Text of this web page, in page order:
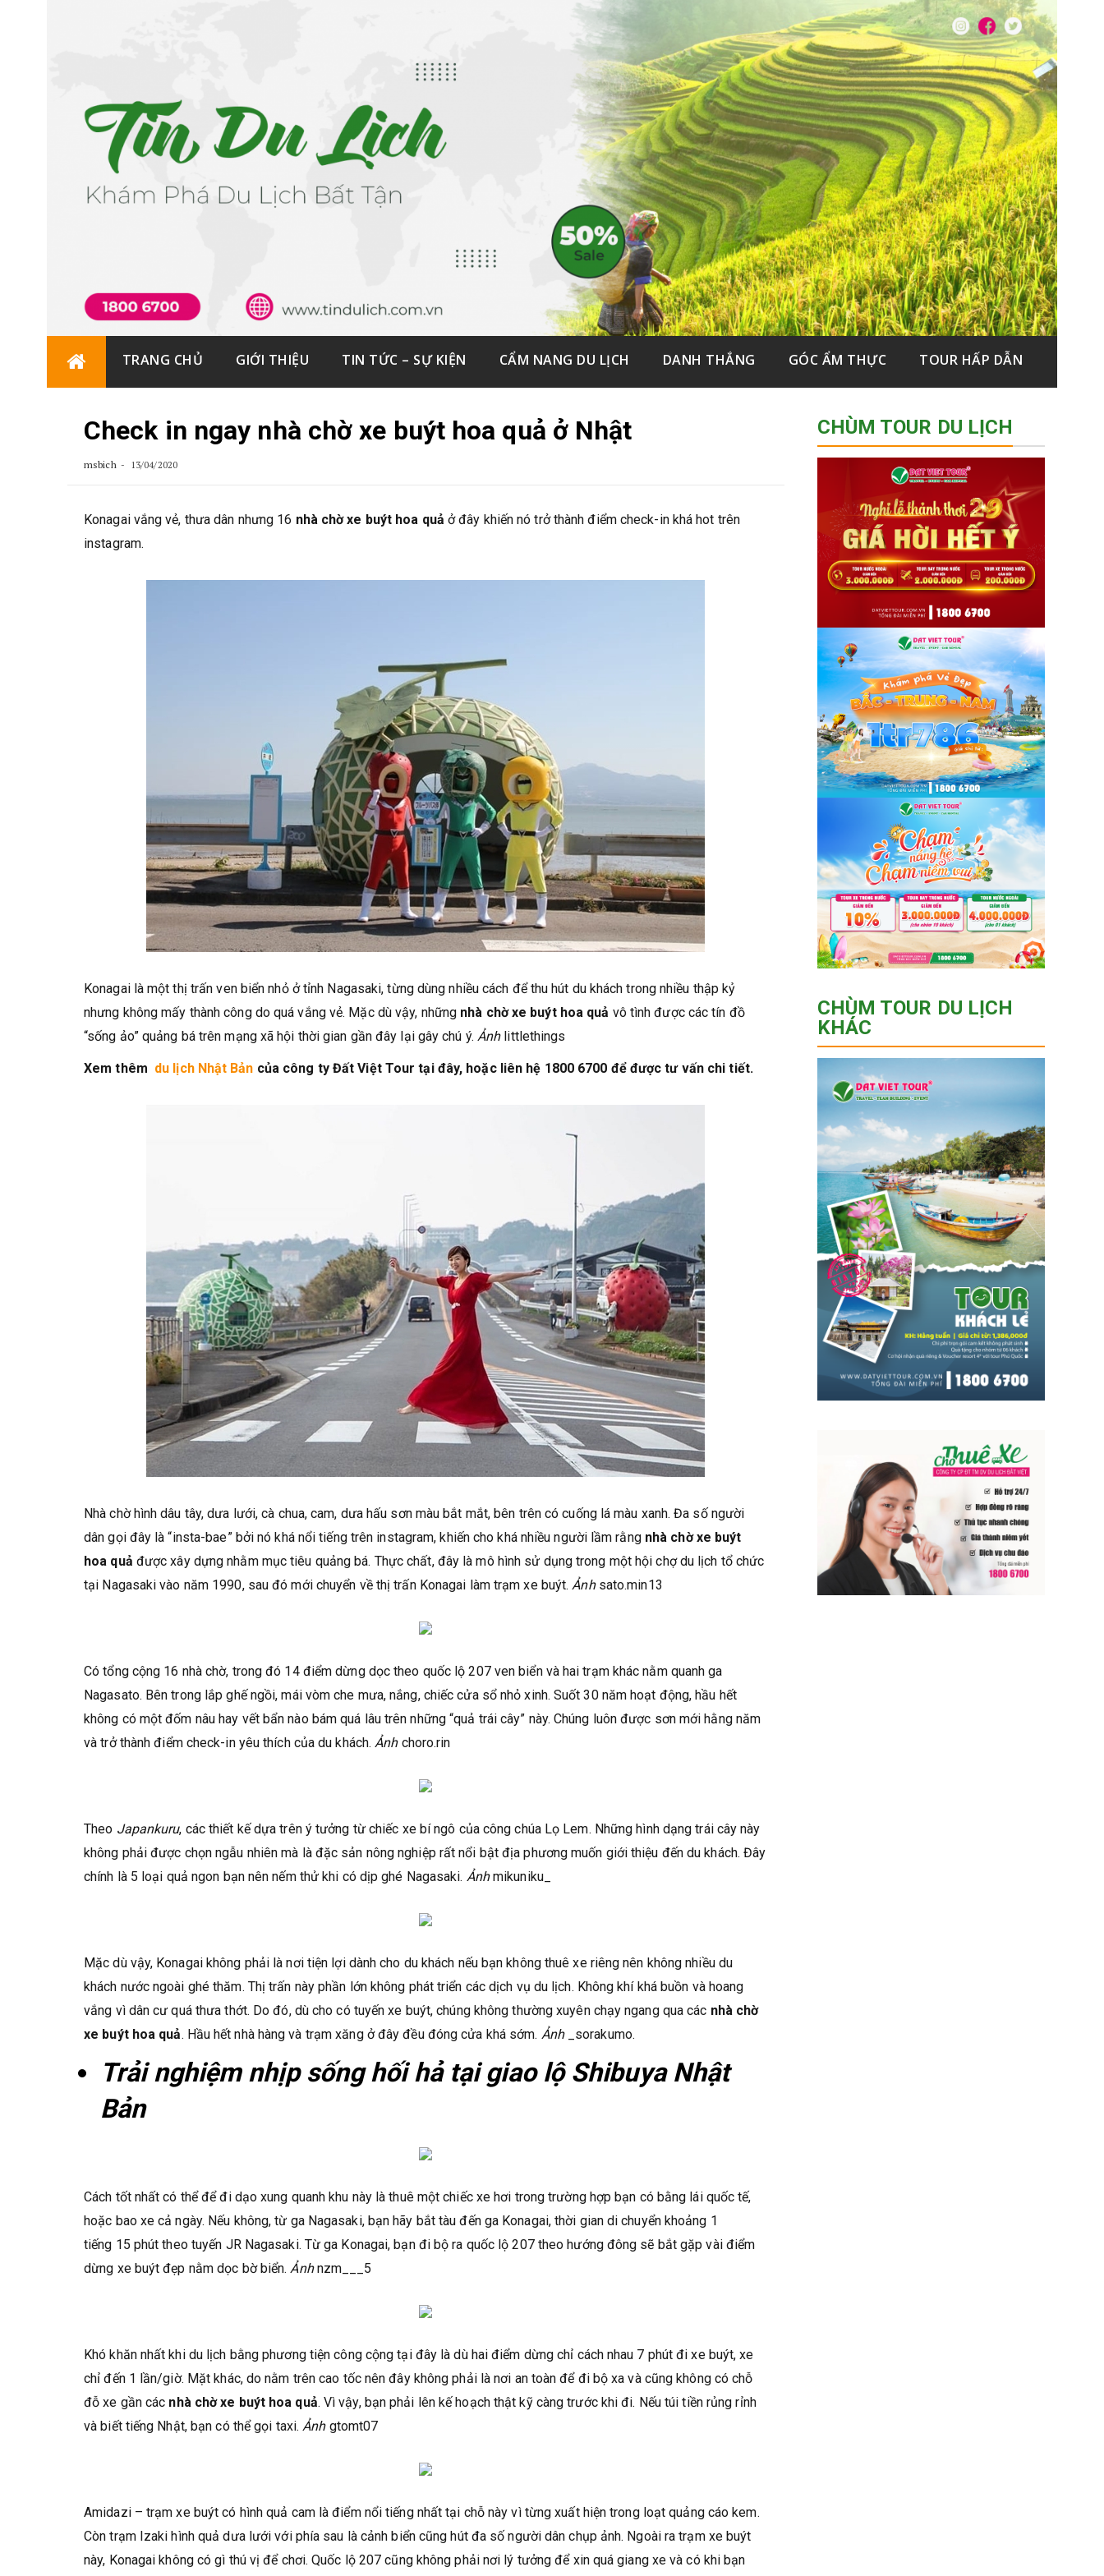
TRANG CHỦ GIỚI THIỆU TIN TỨC – SỰ KIỆN CẨM NANG DU LỊCH DANH THẮNG GÓC ẨM THỰC TOUR HẤP DẪN
Check in ngay nhà chờ xe buýt hoa quả ở Nhật
msbich 13/04/2020
Konagai vắng vẻ, thưa dân nhưng 16 nhà chờ xe buýt hoa quả ở đây khiến nó trở thành điểm check-in khá hot trên
instagram.
Konagai là một thị trấn ven biển nhỏ ở tỉnh Nagasaki, từng dùng nhiều cách để thu hút du khách trong nhiều thập kỷ
nhưng không mấy thành công do quá vắng vẻ. Mặc dù vậy, những nhà chờ xe buýt hoa quả vô tình được các tín đồ
“sống ảo” quảng bá trên mạng xã hội thời gian gần đây lại gây chú ý. Ảnhlittlethings
Xem thêm du lịch Nhật Bản của công ty Đất Việt Tour tại đây, hoặc liên hệ 1800 6700 để được tư vấn chi tiết.
Nhà chờ hình dâu tây, dưa lưới, cà chua, cam, dưa hấu sơn màu bắt mắt, bên trên có cuống lá màu xanh. Đa số người
dân gọi đây là “insta-bae” bởi nó khá nổi tiếng trên instagram, khiến cho khá nhiều người lầm rằng nhà chờ xe buýt
hoa quả được xây dựng nhằm mục tiêu quảng bá. Thực chất, đây là mô hình sử dụng trong một hội chợ du lịch tổ chức
tại Nagasaki vào năm 1990, sau đó mới chuyển về thị trấn Konagai làm trạm xe buýt.Ảnhsato.min13
Có tổng cộng 16 nhà chờ, trong đó 14 điểm dừng dọc theo quốc lộ 207 ven biển và hai trạm khác nằm quanh ga
Nagasato. Bên trong lắp ghế ngồi, mái vòm che mưa, nắng, chiếc cửa sổ nhỏ xinh. Suốt 30 năm hoạt động, hầu hết
không có một đốm nâu hay vết bẩn nào bám quá lâu trên những “quả trái cây” này. Chúng luôn được sơn mới hằng năm
và trở thành điểm check-in yêu thích của du khách.Ảnhchoro.rin
Theo Japankuru, các thiết kế dựa trên ý tưởng từ chiếc xe bí ngô của công chúa Lọ Lem. Những hình dạng trái cây này
không phải được chọn ngẫu nhiên mà là đặc sản nông nghiệp rất nổi bật địa phương muốn giới thiệu đến du khách. Đây
chính là 5 loại quả ngon bạn nên nếm thử khi có dịp ghé Nagasaki. Ảnhmikuniku_
Mặc dù vậy, Konagai không phải là nơi tiện lợi dành cho du khách nếu bạn không thuê xe riêng nên không nhiều du
khách nước ngoài ghé thăm. Thị trấn này phần lớn không phát triển các dịch vụ du lịch. Không khí khá buồn và hoang
vắng vì dân cư quá thưa thớt. Do đó, dù cho có tuyến xe buýt, chúng không thường xuyên chạy ngang qua các nhà chờ
xe buýt hoa quả. Hầu hết nhà hàng và trạm xăng ở đây đều đóng cửa khá sớm. Ảnh_sorakumo.
Trải nghiệm nhịp sống hối hả tại giao lộ Shibuya Nhật
Bản
Cách tốt nhất có thể để đi dạo xung quanh khu này là thuê một chiếc xe hơi trong trường hợp bạn có bằng lái quốc tế,
hoặc bao xe cả ngày. Nếu không, từ ga Nagasaki, bạn hãy bắt tàu đến ga Konagai, thời gian di chuyển khoảng 1
tiếng 15 phút theo tuyến JR Nagasaki. Từ ga Konagai, bạn đi bộ ra quốc lộ 207 theo hướng đông sẽ bắt gặp vài điểm
dừng xe buýt đẹp nằm dọc bờ biển.Ảnhnzm___5
Khó khăn nhất khi du lịch bằng phương tiện công cộng tại đây là dù hai điểm dừng chỉ cách nhau 7 phút đi xe buýt, xe
chỉ đến 1 lần/giờ. Mặt khác, do nằm trên cao tốc nên đây không phải là nơi an toàn để đi bộ xa và cũng không có chỗ
đỗ xe gần các nhà chờ xe buýt hoa quả. Vì vậy, bạn phải lên kế hoạch thật kỹ càng trước khi đi. Nếu túi tiền rủng rỉnh
và biết tiếng Nhật, bạn có thể gọi taxi.Ảnhgtomt07
Amidazi – trạm xe buýt có hình quả cam là điểm nổi tiếng nhất tại chỗ này vì từng xuất hiện trong loạt quảng cáo kem.
Còn trạm Izaki hình quả dưa lưới với phía sau là cảnh biển cũng hút đa số người dân chụp ảnh. Ngoài ra trạm xe buýt
này, Konagai không có gì thú vị để chơi. Quốc lộ 207 cũng không phải nơi lý tưởng để xin quá giang xe và có khi bạn
CHÙM TOUR DU LỊCH
CHÙM TOUR DU LỊCH
KHÁC